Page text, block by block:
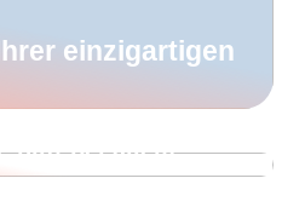
einzigartigen
hilft bei allem